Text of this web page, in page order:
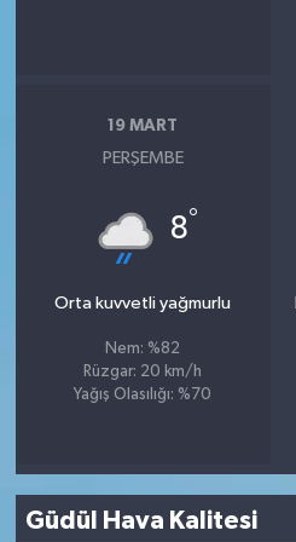
19 MART
PERŞEMBE
8°
Orta kuvvetli yağmurlu
Nem: %82
Rüzgar: 20 km/h
Yağış Olasılığı: %70
Güdül Hava Kalitesi